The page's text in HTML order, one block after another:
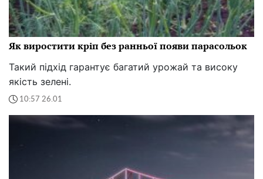
Як виростити кріп без ранньої появи парасольок
Такий підхід гарантує багатий урожай та високу
якість зелені.
10:57 26.01